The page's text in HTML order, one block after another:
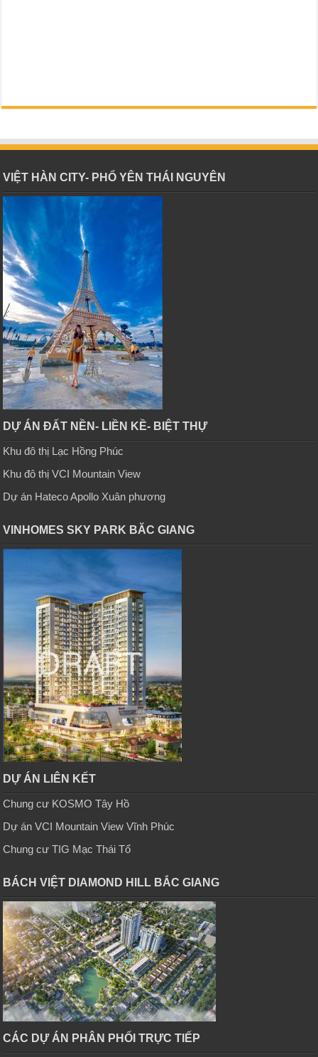
VIỆT HÀN CITY- PHỔ YÊN THÁI NGUYÊN
DỰ ÁN ĐẤT NỀN- LIỀN KỀ- BIỆT THỰ
Khu đô thị Lạc Hồng Phúc
Khu đô thị VCI Mountain View
Dự án Hateco Apollo Xuân phương
VINHOMES SKY PARK BĂC GIANG
DỰ ÁN LIÊN KẾT
Chung cư KOSMO Tây Hồ
Dự án VCI Mountain View Vĩnh Phúc
Chung cư TIG Mạc Thái Tổ
BÁCH VIỆT DIAMOND HILL BẮC GIANG
CÁC DỰ ÁN PHÂN PHỐI TRỰC TIẾP